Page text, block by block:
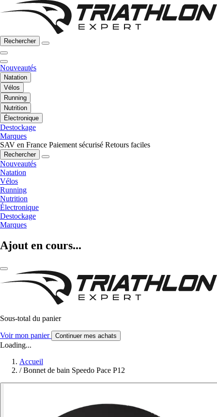
Rechercher
Nouveautés
Natation
Vélos
Running
Nutrition
Électronique
Destockage
Marques
SAV en France Paiement sécurisé Retours faciles
Rechercher
Nouveautés
Natation
Vélos
Running
Nutrition
Électronique
Destockage
Marques
Ajout en cours...
Sous-total du panier
Voir mon panier Continuer mes achats
Loading...
Accueil
/ Bonnet de bain Speedo Pace P12